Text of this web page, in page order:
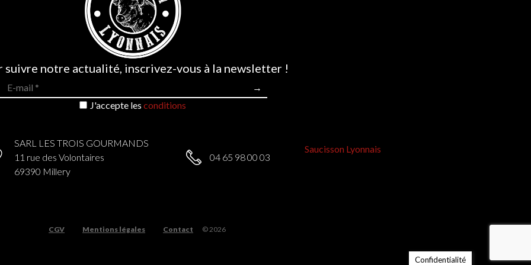
suivre notre actualité, inscrivez-vous à la newsletter !
J'accepte les conditions
SARL LES TROIS GOURMANDS
11 rue des Volontaires
69390 Millery
04 65 98 00 03
Saucisson Lyonnais
CGV Mentions légales Contact © 2026
Confidentialité